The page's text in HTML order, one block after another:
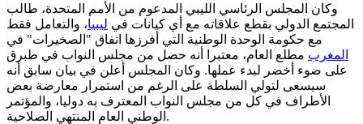
وكان المجلس الرئاسي الليبي المدعوم من الأمم المتحدة، طالب
المجتمع الدولي بقطع علاقاته مع أي كيانات في ليبيا، والتعامل فقط
مع حكومة الوحدة الوطنية التي أفرزها اتفاق "الصخيرات" في
المغرب مطلع العام، معتبرا أنه حصل من مجلس النواب في طبرق
على ضوء أخضر لبدء عملها. وكان المجلس أعلن في بيان سابق أنه
سيسعى لتولي السلطة على الرغم من استمرار معارضة بعض
الأطراف في كل من مجلس النواب المعترف به دوليا، والمؤتمر
الوطني العام المنتهي الصلاحية.